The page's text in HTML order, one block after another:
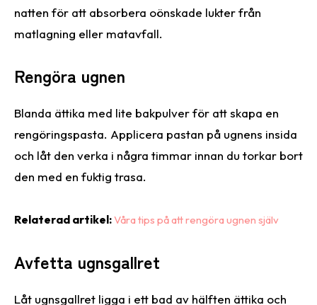
natten för att absorbera oönskade lukter från
matlagning eller matavfall.
Rengöra ugnen
Blanda ättika med lite bakpulver för att skapa en
rengöringspasta. Applicera pastan på ugnens insida
och låt den verka i några timmar innan du torkar bort
den med en fuktig trasa.
Relaterad artikel:Våra tips på att rengöra ugnen själv
Avfetta ugnsgallret
Låt ugnsgallret ligga i ett bad av hälften ättika och